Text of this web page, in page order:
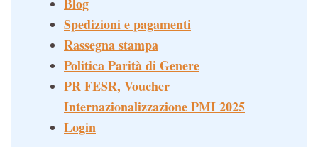
Spedizioni e pagamenti
Rassegna stampa
Politica Parità di Genere
PR FESR, Voucher
Internazionalizzazione PMI 2025
Login